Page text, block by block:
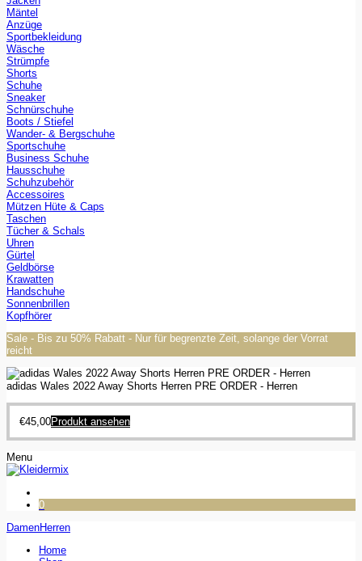
Mäntel
Anzüge
Sportbekleidung
Wäsche
Strümpfe
Shorts
Schuhe
Sneaker
Schnürschuhe
Boots / Stiefel
Wander- & Bergschuhe
Sportschuhe
Business Schuhe
Hausschuhe
Schuhzubehör
Accessoires
Mützen Hüte & Caps
Taschen
Tücher & Schals
Uhren
Gürtel
Geldbörse
Krawatten
Handschuhe
Sonnenbrillen
Kopfhörer
Sale - Bis zu 50% Rabatt - Nur für begrenzte Zeit, solange der Vorrat
reicht
adidas Wales 2022 Away Shorts Herren PRE ORDER - Herren
€45,00Produkt ansehen
Menu
0
DamenHerren
Home